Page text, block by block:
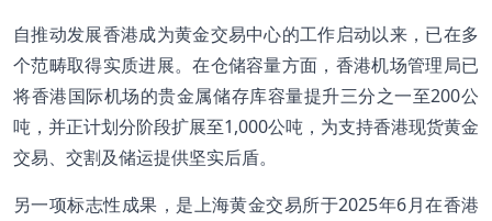
自推动发展香港成为黄金交易中心的工作启动以来，已在多
个范畴取得实质进展。在仓储容量方面，香港机场管理局已
将香港国际机场的贵金属储存库容量提升三分之一至200公
吨，并正计划分阶段扩展至1,000公吨，为支持香港现货黄金
交易、交割及储运提供坚实后盾。
另一项标志性成果，是上海黄金交易所于2025年6月在香港